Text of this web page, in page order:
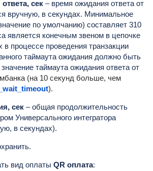
сек– время ожидания ответа от
вручную, в секундах. Минимальное
по умолчанию) составляет 310
является конечным звеном в цепочке
процессе проведения транзакции
таймаута ожидания должно быть
таймаута ожидания ответа от
(на 10 секунд больше, чем
).
сек– общая продолжительность
Универсального интегратора
в секундах).
вид оплаты QR оплата: